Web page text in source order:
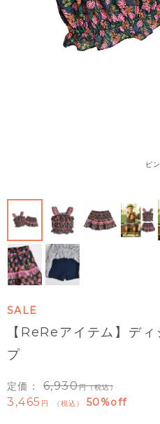
ピ
SALE
【ReReアイテム】デ
プ
定価： 6,930 （税込）
3,465 税込 50%off